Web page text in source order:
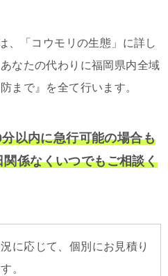
、「コウモリの生態」に詳し
なたの代わりに福岡県内全域
まで』を全て行います。
以内に急行可能の場合も
係なくいつでもご相談く
に応じて、個別にお見積り
。